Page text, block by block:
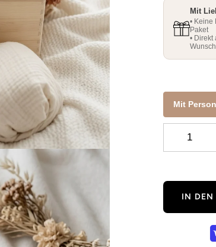
Mit
• Keine
Paket
• Direkt
Mit
IN DEN